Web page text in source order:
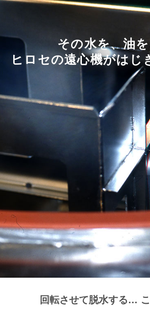
その水を、油
ヒロセの遠心機がはじ
2021.10.4
ホームページリニューアル
回転させて脱水する…